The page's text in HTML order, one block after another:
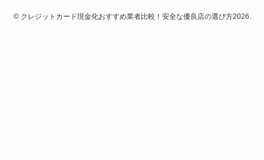
©クレジットカード現金化おすすめ業者比較！安全な優良店の選び方2026.